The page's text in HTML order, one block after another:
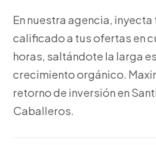
En nuestra agencia,
calificado a tus ofertas en
horas, saltándote la larga
crecimiento orgánico.
retorno de inversión en
Caballeros.